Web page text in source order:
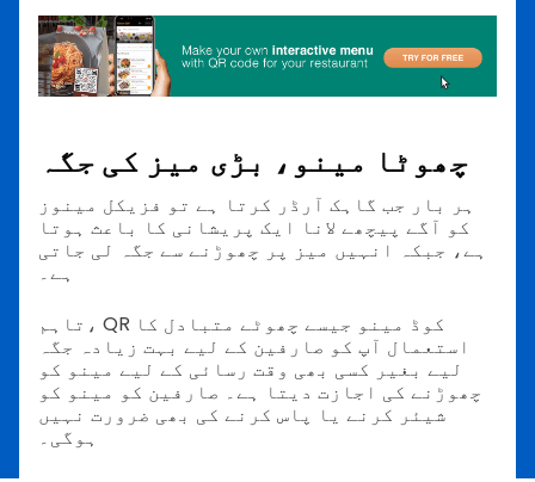
چھوٹا مینو، بڑی میز کی جگہ
ہر بار جب گاہک آرڈر کرتا ہے تو فزیکل مینوز
کو آگے پیچھے لانا ایک پریشانی کا باعث ہوتا
ہے، جبکہ انہیں میز پر چھوڑنے سے جگہ لی جاتی
ہے۔
تاہم، QR کوڈ مینو جیسے چھوٹے متبادل کا
استعمال آپ کو صارفین کے لیے بہت زیادہ جگہ
لیے بغیر کسی بھی وقت رسائی کے لیے مینو کو
چھوڑنے کی اجازت دیتا ہے۔ صارفین کو مینو کو
شیئر کرنے یا پاس کرنے کی بھی ضرورت نہیں
ہوگی۔